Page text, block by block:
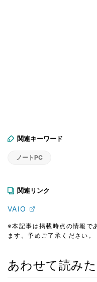
関連キーワード
ノートPC
関連リンク
VAIO
※本記事は掲載時点の情報で
ます。予めご了承ください。
あわせて読み